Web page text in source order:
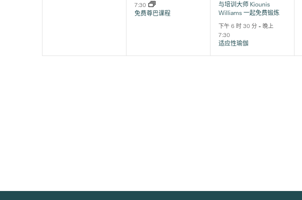
7:30
免费尊巴课程
与培训大师 Kiounis
Williams 一起免费锻炼
下午 6 时 30 分 - 晚上
7:30
适应性瑜伽